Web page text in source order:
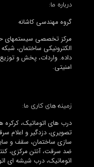
درباره ما:
گروه مهندسی کاشانه
مرکز تخصصی سیستمهای
الکترونیکی ساختمان،
داده. واردات، پخش و
امنیتی.
زمینه های کاری ما:
درب های اتوماتیک، کرکره
تصویری، دزدگیر و اعلام
سازی ساختمان، سقف و
ضد سرقت، آنتن مرکزی،
اتوماتیک، درب شیشه ای